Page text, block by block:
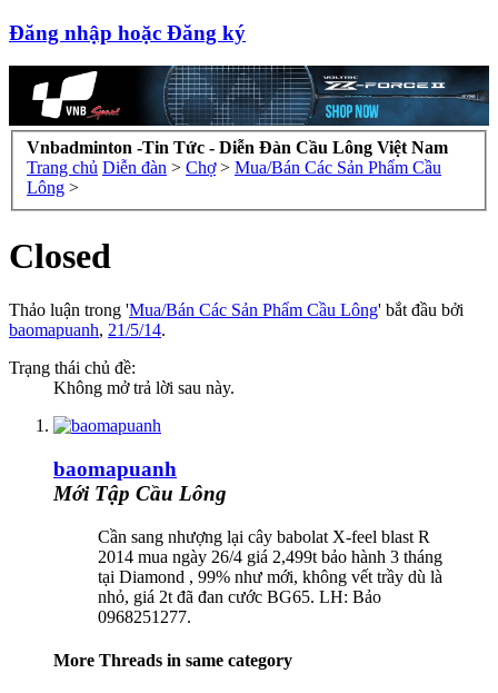
Đăng nhập hoặc Đăng ký
Vnbadminton -Tin Tức - Diễn Đàn Cầu Lông Việt Nam
Trang chủ Diễn đàn > Chợ > Mua/Bán Các Sản Phẩm Cầu
Lông >
Closed
Thảo luận trong 'Mua/Bán Các Sản Phẩm Cầu Lông' bắt đầu bởi
baomapuanh, 21/5/14.
Trạng thái chủ đề:
Không mở trả lời sau này.
baomapuanh
Mới Tập Cầu Lông
Cần sang nhượng lại cây babolat X-feel blast R
2014 mua ngày 26/4 giá 2,499t bảo hành 3 tháng
tại Diamond , 99% như mới, không vết trầy dù là
nhỏ, giá 2t đã đan cước BG65. LH: Bảo
0968251277.
More Threads in same category